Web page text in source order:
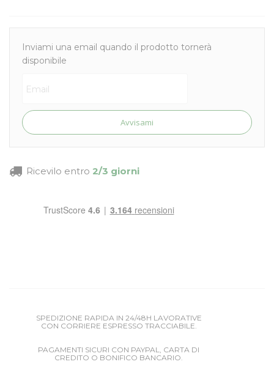
Inviami una email quando il prodotto tornerà
disponibile
Avvisami
Ricevilo entro 2/3 giorni
SPEDIZIONE RAPIDA IN 24/48H LAVORATIVE
CON CORRIERE ESPRESSO TRACCIABILE.
PAGAMENTI SICURI CON PAYPAL, CARTA DI
CREDITO O BONIFICO BANCARIO.